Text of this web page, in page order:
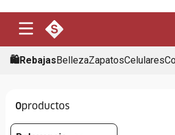
🛍️RebajasBellezaZapatosCelulares
0